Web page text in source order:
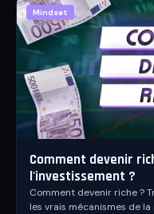
Mindset
Comment devenir
l'investissement ?
Comment devenir riche ?
les vrais mécanismes de